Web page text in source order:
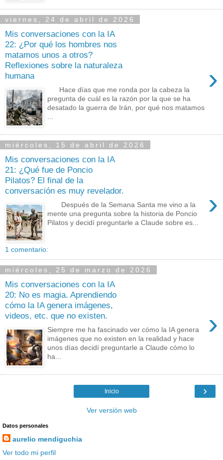
viernes, 24 de abril de 2026
Mis conversaciones con la IA
22: ¿Por qué los hombres nos
matamos unos a otros?
Reflexiones sobre la naturaleza
humana
›
Hace días que me ronda por la cabeza la
pregunta de cuál es la razón por la que se ha
desatado la guerra de Irán, por qué nos matamos
...
miércoles, 15 de abril de 2026
Mis conversaciones con la IA
21: ¿Qué fue de Poncio
Pilatos? El final de la
conversación es muy revelador.
›
Después de la Semana Santa me vino a la
mente una pregunta sobre la historia de Poncio
Pilatos y decidí preguntarle a Claude sobre es...
1 comentario:
miércoles, 25 de marzo de 2026
Mis conversaciones con la IA
20: No es magia. Aprendiendo
cómo la IA genera imágenes,
videos, etc. que no existen.
›
Siempre me ha fascinado ver cómo la IA genera
imágenes que no existen en la realidad y hace
unos días decidí preguntarle a Claude cómo lo
ha...
›
Inicio
Ver versión web
Datos personales
aurelio mendiguchia
Ver todo mi perfil